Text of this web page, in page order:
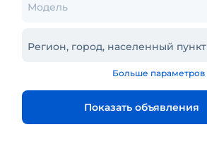
Модель
Регион, город, населенный пункт
Больше параметров
Показать объявления